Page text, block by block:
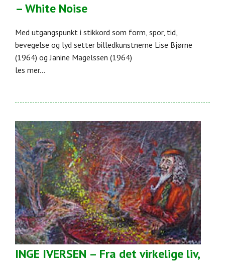
– White Noise
Med utgangspunkt i stikkord som form, spor, tid,
bevegelse og lyd setter billedkunstnerne Lise Bjørne
(1964) og Janine Magelssen (1964)
les mer...
INGE IVERSEN – Fra det virkelige liv,